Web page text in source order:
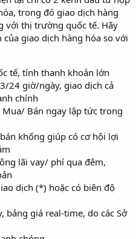
trong đó giao dịch hàng
với thị trường quốc tế. Hãy
giao dịch hàng hóa so với
tế, tính thanh khoản lớn
24 giờ/ngày, giao dịch cả
chính
Mua/ Bán ngay lập tức trong
khống giúp có cơ hội lợi
lãi vay/ phí qua đêm,
dịch (*) hoặc có biên độ
bảng giá real-time, do các Sở